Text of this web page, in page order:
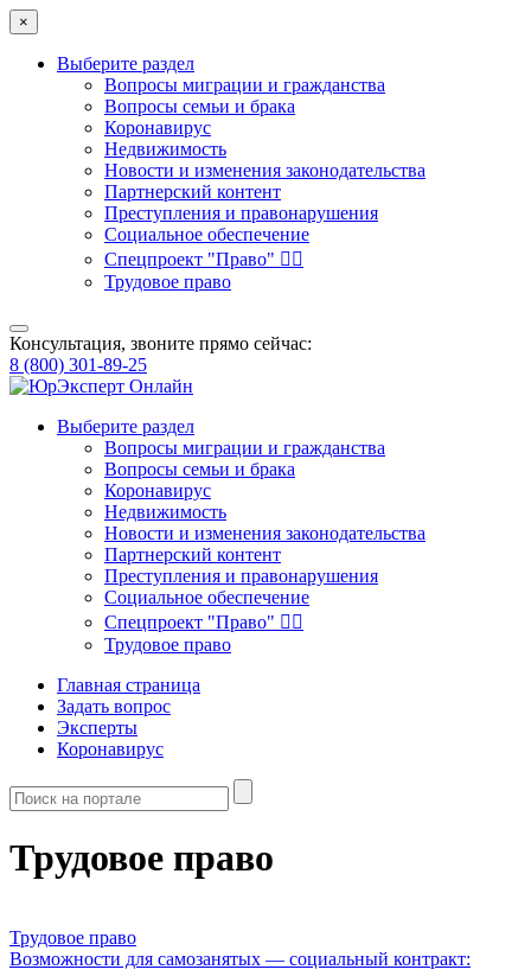
×
Выберите раздел
Вопросы миграции и гражданства
Вопросы семьи и брака
Коронавирус
Недвижимость
Новости и изменения законодательства
Партнерский контент
Преступления и правонарушения
Социальное обеспечение
Спецпроект "Право" 👮‍♂️
Трудовое право
Консультация, звоните прямо сейчас:
8 (800) 301-89-25
Выберите раздел
Вопросы миграции и гражданства
Вопросы семьи и брака
Коронавирус
Недвижимость
Новости и изменения законодательства
Партнерский контент
Преступления и правонарушения
Социальное обеспечение
Спецпроект "Право" 👮‍♂️
Трудовое право
Главная страница
Задать вопрос
Эксперты
Коронавирус
Трудовое право
Трудовое право
Возможности для самозанятых — социальный контракт: